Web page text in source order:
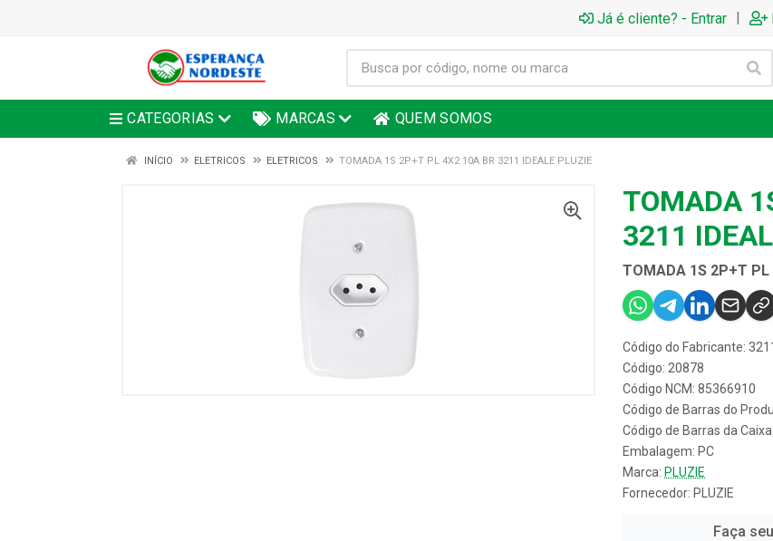
Já é cliente? - Entrar |
CATEGORIAS MARCAS QUEM SOMOS
INÍCIO ELETRICOS ELETRICOS TOMADA 1S 2P+T PL 4X2 10A BR 3211 IDEALE PLUZIE
TOMADA
3211
TOMADA 1S 2P+T PL
Código do Fabricante:
Código: 20878
Código NCM: 85366910
Código de Barras do
Código de Barras da
Embalagem: PC
Marca: PLUZIE
Fornecedor: PLUZIE
Faça